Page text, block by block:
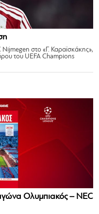
στο «Γ. Καραϊσκάκης»,
του UEFA Champions
Ολυμπιακός – NEC